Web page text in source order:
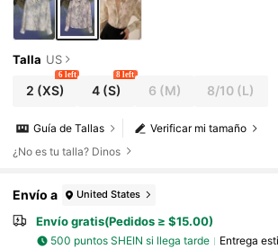
Talla US
2 (XS)
6 left
4(S)
8 left
6 (M) 8/10 (L)
Verificar mi tamaño
Guía de Tallas
¿No es tu talla? Dinos
Envío a United States
Envío gratis(Pedidos ≥ $15.00)
500 puntos SHEIN si llega tarde Entrega